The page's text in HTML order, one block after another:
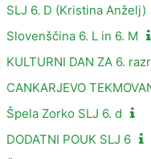
SLJ 6. D (Kristina Anželj)
Slovenščina 6. L in 6. M
KULTURNI DAN ZA 6.
CANKARJEVO
Špela Zorko SLJ 6. d
DODATNI POUK SLJ 6